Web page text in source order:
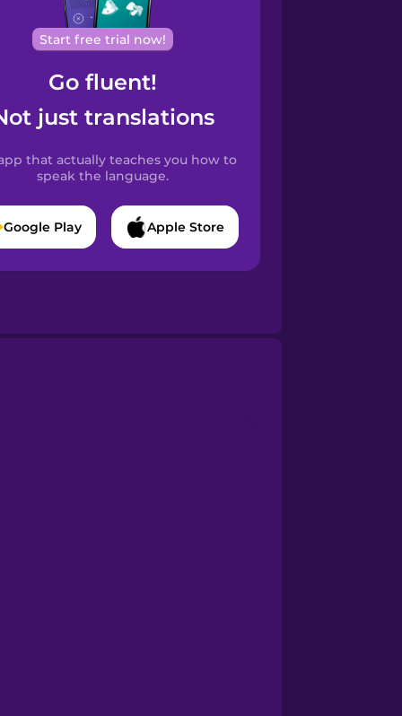
Start free trial now!
Go fluent!
just translations
that actually teaches you how to
speak the language.
Google Play Apple Store